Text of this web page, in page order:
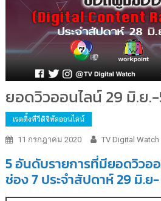
ยอดวิวออนไลน์ 29 มิ.ย
เรตติ้งทีวีดิจิทัลออนไลน์
11 กรกฎาคม 2020 TV Digital Watch
5 อันดับรายการที่มียอดวิวอ
ช่อง 7 ประจำสัปดาห์ 29 มิ.ย